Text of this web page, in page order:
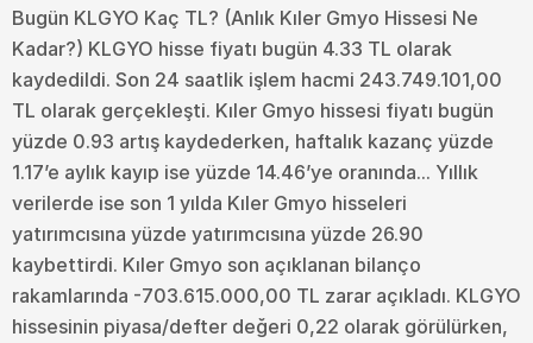
Bugün KLGYO Kaç TL? (Anlık Kıler Gmyo Hissesi Ne
Kadar?) KLGYO hisse fiyatı bugün 4.33 TL olarak
kaydedildi. Son 24 saatlik işlem hacmi 243.749.101,00
TL olarak gerçekleşti. Kıler Gmyo hissesi fiyatı bugün
yüzde 0.93 artış kaydederken, haftalık kazanç yüzde
1.17’e aylık kayıp ise yüzde 14.46’ye oranında... Yıllık
verilerde ise son 1 yılda Kıler Gmyo hisseleri
yatırımcısına yüzde yatırımcısına yüzde 26.90
kaybettirdi. Kıler Gmyo son açıklanan bilanço
rakamlarında -703.615.000,00 TL zarar açıkladı. KLGYO
hissesinin piyasa/defter değeri 0,22 olarak görülürken,